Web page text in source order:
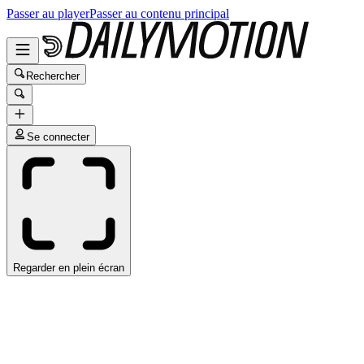
Passer au playerPasser au contenu principal
Rechercher
Se connecter
Regarder en plein écran